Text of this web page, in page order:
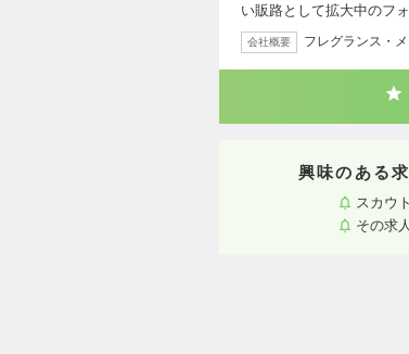
い販路として拡大中のフ
会社概要 フレグランス・
興味のある
スカウ
その求